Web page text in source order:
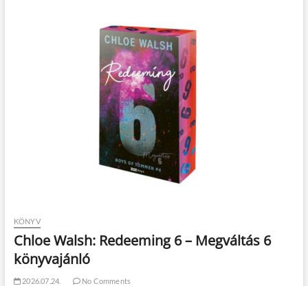
KÖNYV
Chloe Walsh: Redeeming 6 – Megváltás 6
könyvajánló
2026.07.24. No Comments